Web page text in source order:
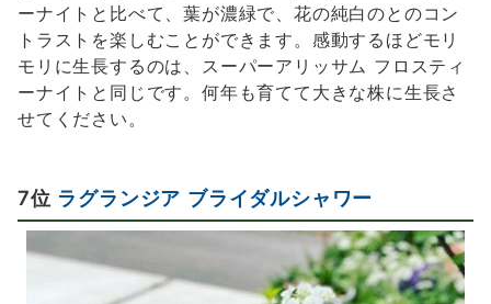
ーナイトと比べて、葉が濃緑で、花の純白のとのコン
トラストを楽しむことができます。感動するほどモリ
モリに生長するのは、スーパーアリッサム フロスティ
ーナイトと同じです。何年も育てて大きな株に生長さ
せてください。
7位 ラグランジア ブライダルシャワー